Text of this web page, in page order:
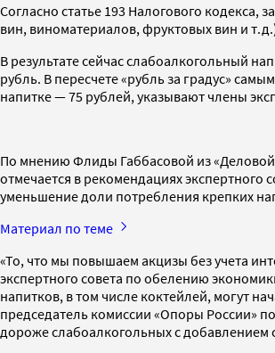
Согласно статье 193 Налогового
вин, виноматериалов, фруктовых вин и
В результате сейчас слабоалкогольный
рубль. В пересчете «рубль за градус»
напитке — 75 рублей, указывают члены
По мнению Флиды Габбасовой из «Деловой
отмечается в рекомендациях
уменьшение доли потребления крепких
Материал по теме
«То, что мы повышаем акцизы без учета
экспертного совета по обелению
напитков, в том числе коктейлей, могут
председатель комиссии «Опоры России»
дороже слабоалкогольных с